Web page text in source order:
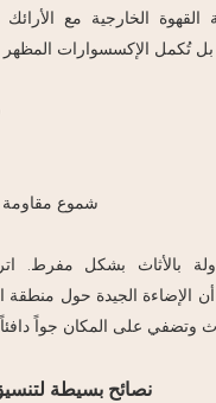
القهوة الخارجية مع
شموع مقاومة
بالأثاث بشكل مفرط.
أن الإضاءة الجيدة حول
نصائح بسيطة